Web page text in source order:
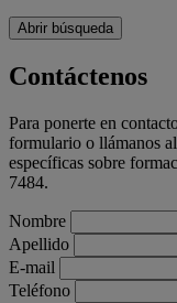
Abrir búsqueda
Contáctenos
Para ponerte en
formulario o llámanos
específicas sobre
7484.
Nombre
Apellido
E-mail
Teléfono